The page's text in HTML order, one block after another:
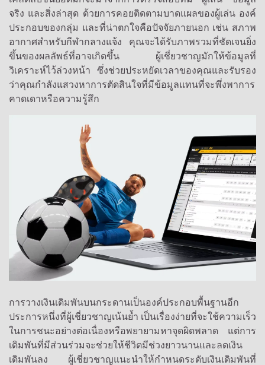
จริง และสิ่งล่าสุด ด้วยการคอยติดตามบาดแผลของผู้เล่น องค์
ประกอบของกลุ่ม และที่น่าตกใจคือปัจจัยภายนอก เช่น สภาพ
อากาศสำหรับกีฬากลางแจ้ง คุณจะได้รับภาพรวมที่ชัดเจนยิ่ง
ขึ้นของผลลัพธ์ที่อาจเกิดขึ้น ผู้เชี่ยวชาญมักให้ข้อมูลที่
วิเคราะห์ไว้ล่วงหน้า ซึ่งช่วยประหยัดเวลาของคุณและรับรอง
ว่าคุณกำลังแสวงหาการตัดสินใจที่มีข้อมูลแทนที่จะพึ่งพาการ
คาดเดาหรือความรู้สึก
การวางเงินเดิมพันบนกระดานเป็นองค์ประกอบพื้นฐานอีก
ประการหนึ่งที่ผู้เชี่ยวชาญเน้นย้ำ เป็นเรื่องง่ายที่จะใช้ความเร็ว
ในการชนะอย่างต่อเนื่องหรือพยายามหาจุดผิดพลาด แต่การ
เดิมพันที่มีส่วนร่วมจะช่วยให้ชีวิตมีช่วงยาวนานและลดเงิน
เดิมพันลง ผู้เชี่ยวชาญแนะนำให้กำหนดระดับเงินเดิมพันที่